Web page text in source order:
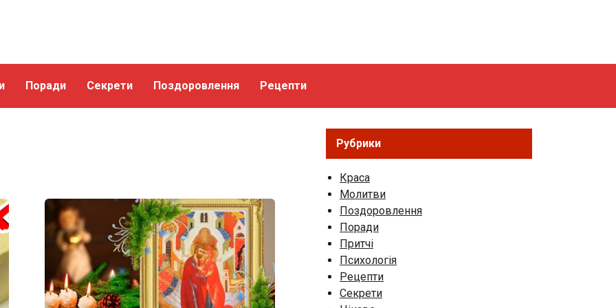
Поради Секрети Поздоровлення Рецепти
Рубрики
Краса
Молитви
Поздоровлення
Поради
Притчі
Психологія
Рецепти
Секрети